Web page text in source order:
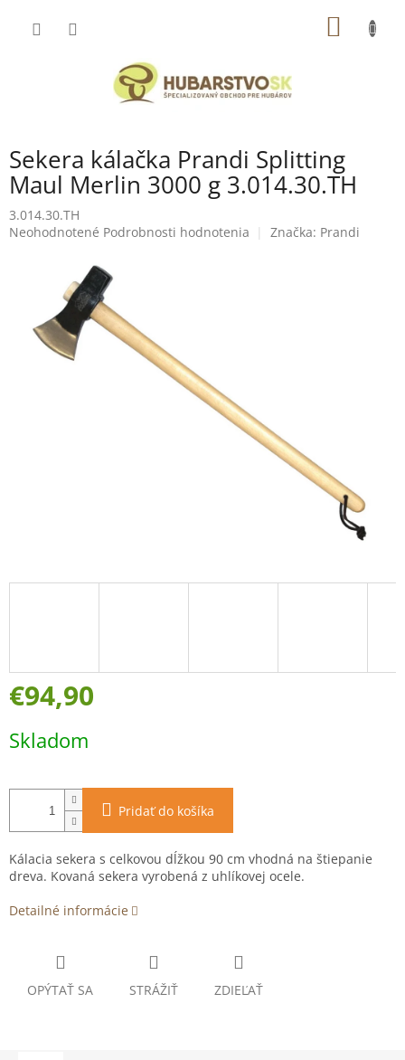
Sekera kálačka Prandi Splitting
Maul Merlin 3000 g 3.014.30.TH
3.014.30.TH
Priemerné
hviezdičiek.
Neohodnotené Podrobnosti hodnotenia Značka: Prandi
€94,90
cena:
Skladom
Pridať do košíka
Kálacia sekera s celkovou dĺžkou 90 cm vhodná na štiepanie
dreva. Kovaná sekera vyrobená z uhlíkovej ocele.
Detailné informácie
OPÝTAŤ SA STRÁŽIŤ ZDIEĽAŤ